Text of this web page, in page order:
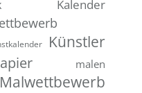
Kalender
Künstler
malen
Malwettbewerb